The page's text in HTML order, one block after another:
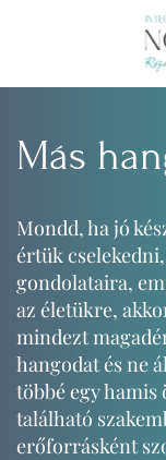
Skip to main
Más
Mondd, ha jó
értük
gondolataira,
az életükre,
mindezt
hangodat és ne
többé egy hamis
található
erőforrásként